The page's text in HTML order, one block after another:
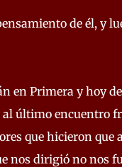
de él, y
en Primera y hoy
último encuentro
que hicieron que
nos dirigió no nos